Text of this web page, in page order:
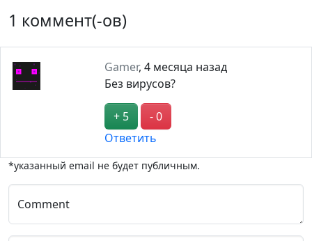
1 коммент(-ов)
Gamer, 4 месяца назад
Без вирусов?
+ 5
- 0
Ответить
*указанный email не будет публичным.
Comment